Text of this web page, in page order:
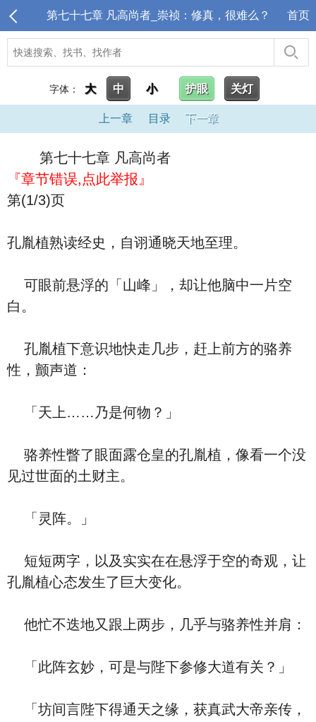
第七十七章 凡高尚者_崇祯：修真，很难么？ 首页
字体： 大 中 小 护眼 关灯
上一章 目录 下一章
第七十七章 凡高尚者
『章节错误,点此举报』
第(1/3)页
孔胤植熟读经史，自诩通晓天地至理。
可眼前悬浮的「山峰」，却让他脑中一片空
白。
孔胤植下意识地快走几步，赶上前方的骆养
性，颤声道：
「天上……乃是何物？」
骆养性瞥了眼面露仓皇的孔胤植，像看一个没
见过世面的土财主。
「灵阵。」
短短两字，以及实实在在悬浮于空的奇观，让
孔胤植心态发生了巨大变化。
他忙不迭地又跟上两步，几乎与骆养性并肩：
「此阵玄妙，可是与陛下参修大道有关？」
「坊间言陛下得通天之缘，获真武大帝亲传，